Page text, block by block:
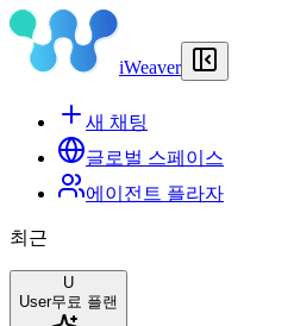
iWeaver
새 채팅
글로벌 스페이스
에이전트 플라자
최근
U
User무료 플랜